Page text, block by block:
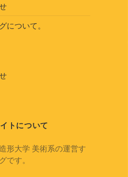
について。
トについて
形大学 美術系の運営す
です。